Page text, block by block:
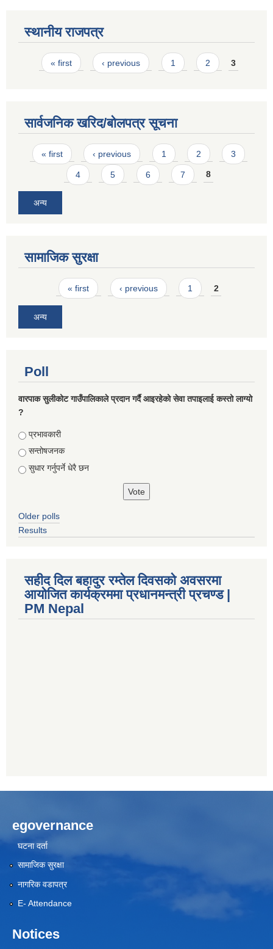
स्थानीय राजपत्र
Pages
« first ‹ previous 1 2 3
सार्वजनिक खरिद/बोलपत्र सूचना
Pages
« first ‹ previous 1 2 3
4 5 6 7 8
अन्य
सामाजिक सुरक्षा
Pages« first ‹ previous 1 2
अन्य
Poll
वारपाक सुलीकोट गाउँपालिकाले प्रदान गर्दै आइरहेको सेवा तपाइलाई कस्तो लाग्यो
?
Choices
प्रभावकारी
सन्तोषजनक
सुधार गर्नुपर्ने धेरै छन
Older polls
Results
सहीद दिल बहादुर रम्तेल दिवसको अवसरमा
आयोजित कार्यक्रममा प्रधानमन्त्री प्रचण्ड |
PM Nepal
egovernance
घटना दर्ता
सामाजिक सुरक्षा
नागरिक वडापत्र
E- Attendance
Notices